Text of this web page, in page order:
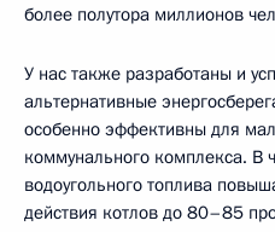
более полутора миллионов
У нас также разработаны и
альтернативные
особенно эффективны для
коммунального комплекса. В
водоугольного топлива
действия котлов до 80–85